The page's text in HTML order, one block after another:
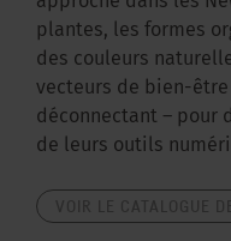
plantes, les formes
des couleurs
vecteurs de bien-être
déconnectant – pour
de leurs outils